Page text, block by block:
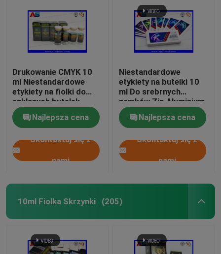
Drukowanie CMYK 10
ml Niestandardowe
etykiety na fiolki do
szklanych butelek
medycznych
Najlepsza cena
Skontaktuj się z
nami
Niestandardowe
etykiety na butelki 10
ml Do srebrnych
zamków Zip Aluminium
Foil Pounch
Drukowanie szklanych
etykiet na fiolki
Najlepsza cena
Skontaktuj się z
nami
10ml Fiolka Skrzynki (205)